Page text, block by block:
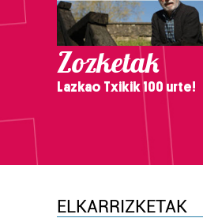
Zozketak
Lazkao Txikik 100 urte!
ELKARRIZKETAK